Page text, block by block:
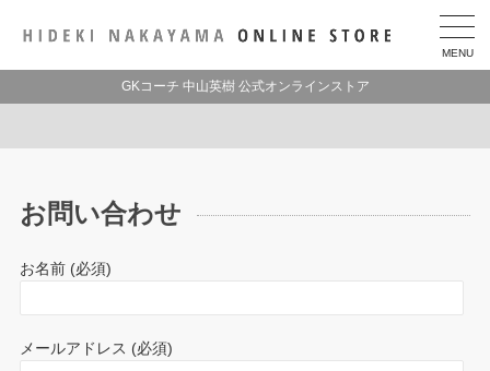
MENU
GKコーチ 中山英樹 公式オンラインストア
お問い合わせ
お名前 (必須)
メールアドレス (必須)